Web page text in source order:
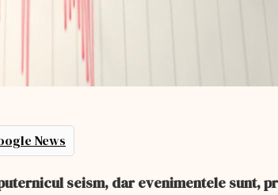
News
seism, dar evenimentele sunt,